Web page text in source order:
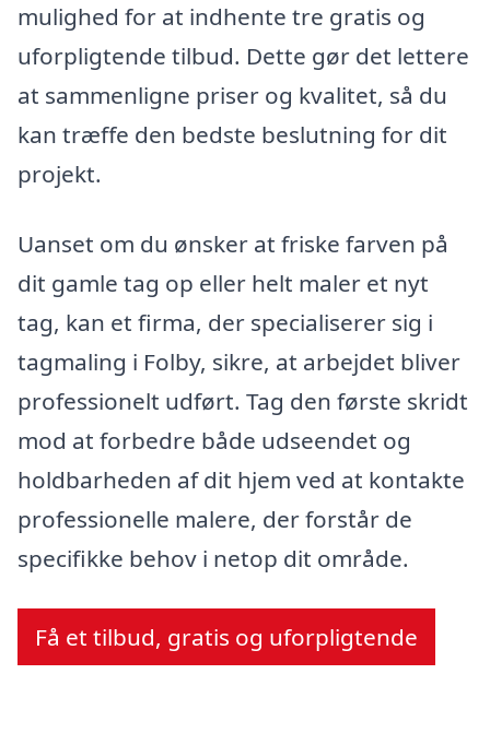
mulighed for at indhente tre gratis og
uforpligtende tilbud. Dette gør det lettere
at sammenligne priser og kvalitet, så du
kan træffe den bedste beslutning for dit
projekt.
Uanset om du ønsker at friske farven på
dit gamle tag op eller helt maler et nyt
tag, kan et firma, der specialiserer sig i
tagmaling i Folby, sikre, at arbejdet bliver
professionelt udført. Tag den første skridt
mod at forbedre både udseendet og
holdbarheden af dit hjem ved at kontakte
professionelle malere, der forstår de
specifikke behov i netop dit område.
Få et tilbud, gratis og uforpligtende